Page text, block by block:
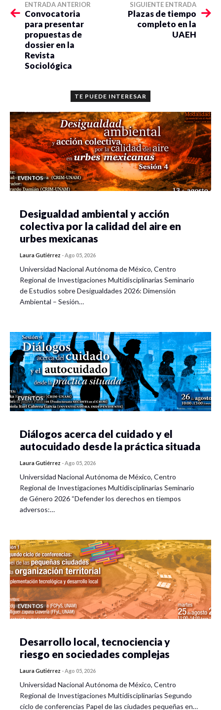
ENTRADA ANTERIOR
Convocatoria
para presentar
propuestas de
dossier en la
Revista
Sociológica
SIGUIENTE ENTRADA
Plazas de tiempo
completo en la
UAEH
TE PUEDE INTERESAR
EVENTOS
Desigualdad ambiental y acción
colectiva por la calidad del aire en
urbes mexicanas
Laura Gutiérrez -Ago 05, 2026
Universidad Nacional Autónoma de México, Centro
Regional de Investigaciones Multidisciplinarias Seminario
de Estudios sobre Desigualdades 2026: Dimensión
Ambiental – Sesión…
EVENTOS
Diálogos acerca del cuidado y el
autocuidado desde la práctica situada
Laura Gutiérrez -Ago 05, 2026
Universidad Nacional Autónoma de México, Centro
Regional de Investigaciones Multidisciplinarias Seminario
de Género 2026 “Defender los derechos en tiempos
adversos:…
EVENTOS
Desarrollo local, tecnociencia y
riesgo en sociedades complejas
Laura Gutiérrez -Ago 05, 2026
Universidad Nacional Autónoma de México, Centro
Regional de Investigaciones Multidisciplinarias Segundo
ciclo de conferencias Papel de las ciudades pequeñas en…